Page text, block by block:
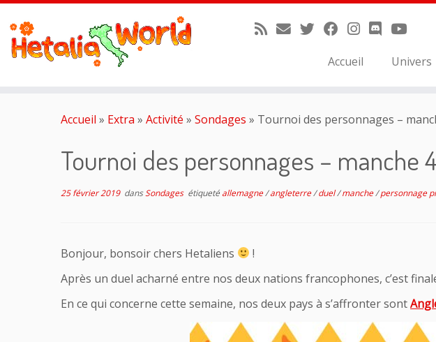
Accueil Univers
Accueil » Extra » Activité » Sondages » Tournoi des personnages –
Tournoi des personnages – manche
25 février 2019dansSondages étiqueté allemagne/angleterre/duel/manche/personnage
Bonjour, bonsoir chers Hetaliens
!
Après un duel acharné entre nos deux nations francophones, c’est
En ce qui concerne cette semaine, nos deux pays à s’affronter sont